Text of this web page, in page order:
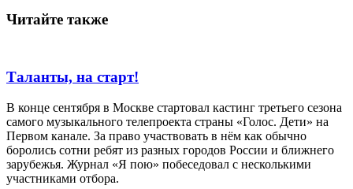
Читайте также
Таланты, на старт!
В конце сентября в Москве стартовал кастинг третьего сезона
самого музыкального телепроекта страны «Голос. Дети» на
Первом канале. За право участвовать в нём как обычно
боролись сотни ребят из разных городов России и ближнего
зарубежья. Журнал «Я пою» побеседовал с несколькими
участниками отбора.